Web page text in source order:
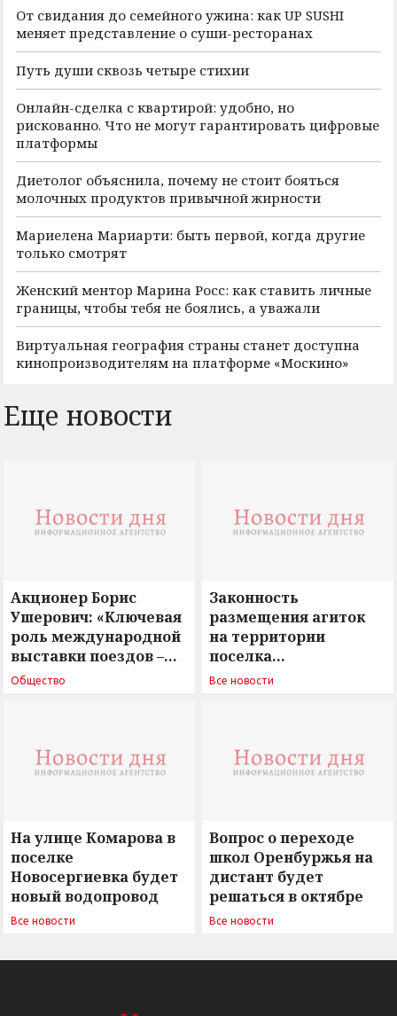
От свидания до семейного ужина: как UP SUSHI
меняет представление о суши-ресторанах
Путь души сквозь четыре стихии
Онлайн-сделка с квартирой: удобно, но
рискованно. Что не могут гарантировать цифровые
платформы
Диетолог объяснила, почему не стоит бояться
молочных продуктов привычной жирности
Мариелена Мариарти: быть первой, когда другие
только смотрят
Женский ментор Марина Росс: как ставить личные
границы, чтобы тебя не боялись, а уважали
Виртуальная география страны станет доступна
кинопроизводителям на платформе «Москино»
Еще новости
Акционер Борис
Ушерович: «Ключевая
роль международной
выставки поездов –
поиск ответов на
Общество
Законность
размещения агиток
на территории
поселка
Новосергиевка
Все новости
На улице Комарова в
поселке
Новосергиевка будет
новый водопровод
Все новости
Вопрос о переходе
школ Оренбуржья на
дистант будет
решаться в октябре
Все новости